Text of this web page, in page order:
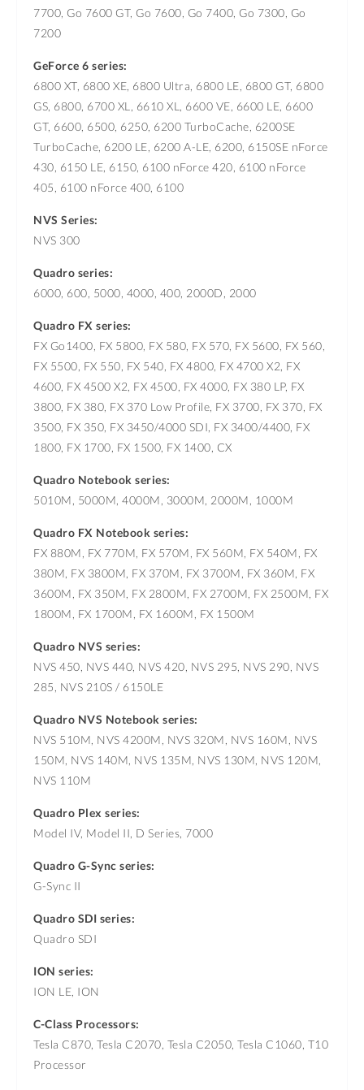
7700, Go 7600 GT, Go 7600, Go 7400, Go 7300, Go
7200
GeForce 6 series:
6800 XT, 6800 XE, 6800 Ultra, 6800 LE, 6800 GT, 6800
GS, 6800, 6700 XL, 6610 XL, 6600 VE, 6600 LE, 6600
GT, 6600, 6500, 6250, 6200 TurboCache, 6200SE
TurboCache, 6200 LE, 6200 A-LE, 6200, 6150SE nForce
430, 6150 LE, 6150, 6100 nForce 420, 6100 nForce
405, 6100 nForce 400, 6100
NVS Series:
NVS 300
Quadro series:
6000, 600, 5000, 4000, 400, 2000D, 2000
Quadro FX series:
FX Go1400, FX 5800, FX 580, FX 570, FX 5600, FX 560,
FX 5500, FX 550, FX 540, FX 4800, FX 4700 X2, FX
4600, FX 4500 X2, FX 4500, FX 4000, FX 380 LP, FX
3800, FX 380, FX 370 Low Profile, FX 3700, FX 370, FX
3500, FX 350, FX 3450/4000 SDI, FX 3400/4400, FX
1800, FX 1700, FX 1500, FX 1400, CX
Quadro Notebook series:
5010M, 5000M, 4000M, 3000M, 2000M, 1000M
Quadro FX Notebook series:
FX 880M, FX 770M, FX 570M, FX 560M, FX 540M, FX
380M, FX 3800M, FX 370M, FX 3700M, FX 360M, FX
3600M, FX 350M, FX 2800M, FX 2700M, FX 2500M, FX
1800M, FX 1700M, FX 1600M, FX 1500M
Quadro NVS series:
NVS 450, NVS 440, NVS 420, NVS 295, NVS 290, NVS
285, NVS 210S / 6150LE
Quadro NVS Notebook series:
NVS 510M, NVS 4200M, NVS 320M, NVS 160M, NVS
150M, NVS 140M, NVS 135M, NVS 130M, NVS 120M,
NVS 110M
Quadro Plex series:
Model IV, Model II, D Series, 7000
Quadro G-Sync series:
G-Sync II
Quadro SDI series:
Quadro SDI
ION series:
ION LE, ION
C-Class Processors:
Tesla C870, Tesla C2070, Tesla C2050, Tesla C1060, T10
Processor